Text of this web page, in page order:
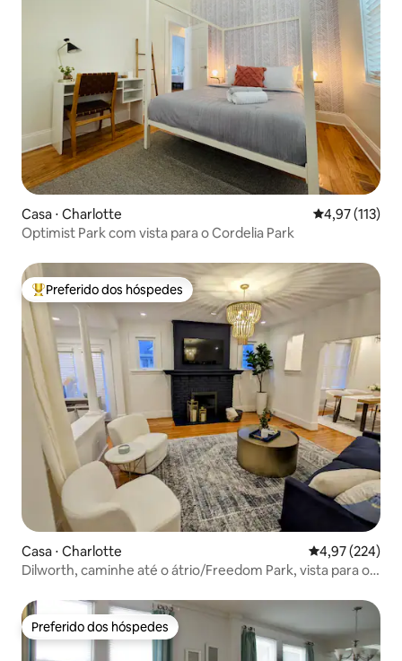
Casa ⋅ Charlotte 4,97 de uma
4,97 (113)
Optimist Park com vista para o Cordelia Park
Entre os melhores preferidos dos hóspedes
Preferido dos hóspedes
Casa ⋅ Charlotte 4,97 de uma
4,97 (224)
Dilworth, caminhe até o átrio/Freedom Park, vista para o
Preferido dos hóspedes
Preferido dos hóspedes